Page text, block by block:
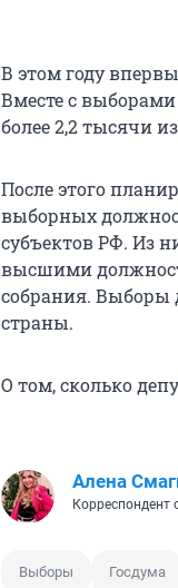
В этом году
Вместе с
более 2,2 тысячи
После этого
выборных
субъектов РФ. Из
высшими
собрания. Выборы
страны.
О том, сколько
Алена
Корреспондент
Выборы Госдума